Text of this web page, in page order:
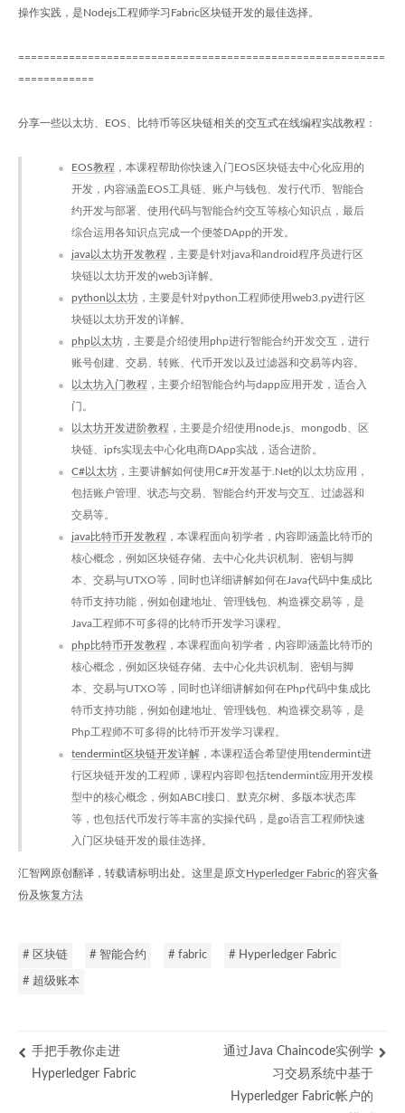
操作实践，是Nodejs工程师学习Fabric区块链开发的最佳选择。
==========================================================
============
分享一些以太坊、EOS、比特币等区块链相关的交互式在线编程实战教程：
EOS教程 ，本课程帮助你快速入门EOS区块链去中心化应用的
开发，内容涵盖EOS工具链、账户与钱包、发行代币、智能合
约开发与部署、使用代码与智能合约交互等核心知识点，最后
综合运用各知识点完成一个便签DApp的开发。
java以太坊开发教程 ，主要是针对java和android程序员进行区
块链以太坊开发的web3j详解。
python以太坊 ，主要是针对python工程师使用web3.py进行区
块链以太坊开发的详解。
php以太坊 ，主要是介绍使用php进行智能合约开发交互，进行
账号创建、交易、转账、代币开发以及过滤器和交易等内容。
以太坊入门教程 ，主要介绍智能合约与dapp应用开发，适合入
门。
以太坊开发进阶教程 ，主要是介绍使用node.js、mongodb、区
块链、ipfs实现去中心化电商DApp实战，适合进阶。
C#以太坊 ，主要讲解如何使用C#开发基于.Net的以太坊应用，
包括账户管理、状态与交易、智能合约开发与交互、过滤器和
交易等。
java比特币开发教程 ，本课程面向初学者，内容即涵盖比特币的
核心概念，例如区块链存储、去中心化共识机制、密钥与脚
本、交易与UTXO等，同时也详细讲解如何在Java代码中集成比
特币支持功能，例如创建地址、管理钱包、构造裸交易等，是
Java工程师不可多得的比特币开发学习课程。
php比特币开发教程 ，本课程面向初学者，内容即涵盖比特币的
核心概念，例如区块链存储、去中心化共识机制、密钥与脚
本、交易与UTXO等，同时也详细讲解如何在Php代码中集成比
特币支持功能，例如创建地址、管理钱包、构造裸交易等，是
Php工程师不可多得的比特币开发学习课程。
tendermint区块链开发详解 ，本课程适合希望使用tendermint进
行区块链开发的工程师，课程内容即包括tendermint应用开发模
型中的核心概念，例如ABCI接口、默克尔树、多版本状态库
等，也包括代币发行等丰富的实操代码，是go语言工程师快速
入门区块链开发的最佳选择。
汇智网原创翻译，转载请标明出处。这里是原文Hyperledger Fabric的容灾备
份及恢复方法
# 区块链 # 智能合约 # fabric # Hyperledger Fabric
# 超级账本
手把手教你走进
Hyperledger Fabric
通过Java Chaincode实例学
习交易系统中基于
Hyperledger Fabric帐户的